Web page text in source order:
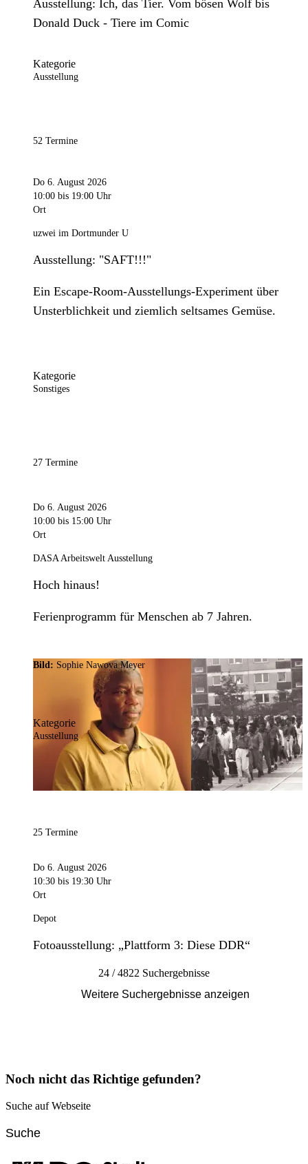
Ausstellung: Ich, das Tier. Vom bösen Wolf bis
Donald Duck - Tiere im Comic
Kategorie
Ausstellung
52 Termine
Do 6. August 2026
10:00 bis 19:00 Uhr
Ort
uzwei im Dortmunder U
Ausstellung: "SAFT!!!"
Ein Escape-Room-Ausstellungs-Experiment über
Unsterblichkeit und ziemlich seltsames Gemüse.
Kategorie
Sonstiges
27 Termine
Do 6. August 2026
10:00 bis 15:00 Uhr
Ort
DASA Arbeitswelt Ausstellung
Hoch hinaus!
Ferienprogramm für Menschen ab 7 Jahren.
Bild: Sophie Nawova Meyer
Kategorie
Ausstellung
25 Termine
Do 6. August 2026
10:30 bis 19:30 Uhr
Ort
Depot
Fotoausstellung: „Plattform 3: Diese DDR“
24 / 4822 Suchergebnisse
Weitere Suchergebnisse anzeigen
Noch nicht das Richtige gefunden?
Suche auf Webseite